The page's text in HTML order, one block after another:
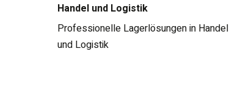
Handel und Logistik
Professionelle Lagerlösungen in Handel
und Logistik